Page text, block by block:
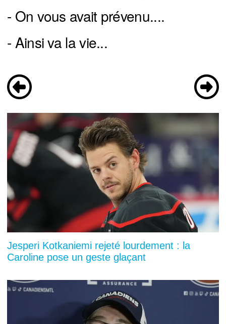
- On vous avait prévenu....
- Ainsi va la vie...
Jesperi Kotkaniemi rejeté lourdement : la
Caroline pose un geste glaçant